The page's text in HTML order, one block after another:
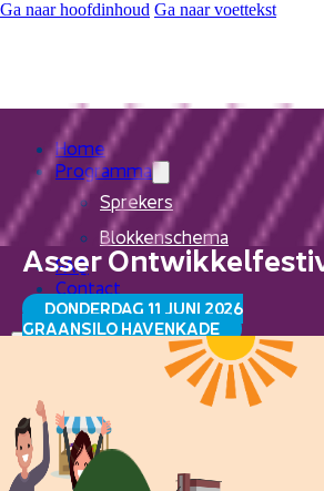
Ga naar hoofdinhoud Ga naar voettekst
Home
Programma
Sprekers
Blokkenschema
FAQ
Contact
Home
Programma
Asser
DONDERDAG 11 JUNI 2026
GRAANSILO HAVENKADE